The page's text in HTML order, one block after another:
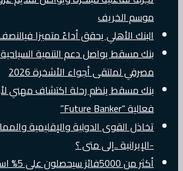
موسم الخريف
البنك الأهلي يحقق أداءً متميزا فيالنصف
بنك مسقط يواصل دعم التنمية
مصرفي لملتقى أجواء الأشخرة 2026
بنك مسقط ينظم رحلة اكتشاف مهني
فعالية “Future Banker”
تخاذل القوى الدولية والإقليمية
-الإيرانية ..إلى متى ؟
أكثر من